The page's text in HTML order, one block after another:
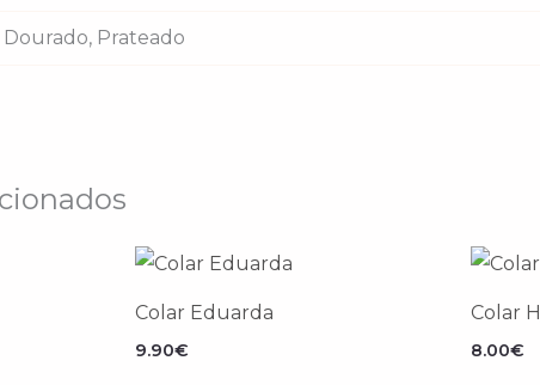
Dourado, Prateado
Colar Eduarda
9.90€
Colar
8.00€